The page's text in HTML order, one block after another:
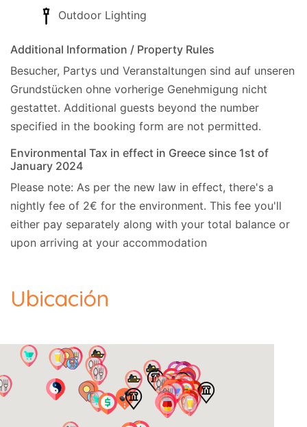
Outdoor Lighting
Additional Information / Property Rules
Besucher, Partys und Veranstaltungen sind auf unseren
Grundstücken ohne vorherige Genehmigung nicht
gestattet. Additional guests beyond the number
specified in the booking form are not permitted.
Environmental Tax in effect in Greece since 1st of
January 2024
Please note: As per the new law in effect, there's a
nightly fee of 2€ for the environment. This fee you'll
either pay separately along with your total balance or
upon arriving at your accommodation
Ubicación